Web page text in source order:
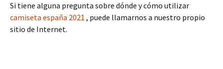
Si tiene alguna pregunta sobre dónde y cómo utilizar
camiseta españa 2021 , puede llamarnos a nuestro propio
sitio de Internet.